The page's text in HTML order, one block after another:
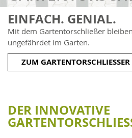
EINFACH. GENIAL.
Mit dem Gartentorschließer
ungefährdet im Garten.
ZUM GARTENTORSCHLIESSER
DER INNOVATIVE